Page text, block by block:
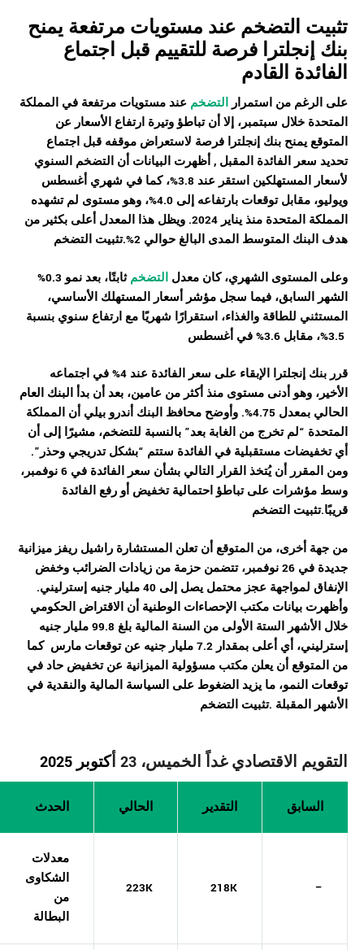
تثبيت التضخم عند مستويات مرتفعة يمنح
بنك إنجلترا فرصة للتقييم قبل اجتماع
الفائدة القادم
على الرغم من استمرار التضخم عند مستويات مرتفعة في المملكة
المتحدة خلال سبتمبر، إلا أن تباطؤ وتيرة ارتفاع الأسعار عن
المتوقع يمنح بنك إنجلترا فرصة لاستعراض موقفه قبل اجتماع
تحديد سعر الفائدة المقبل , أظهرت البيانات أن التضخم السنوي
لأسعار المستهلكين استقر عند 3.8%، كما في شهري أغسطس
ويوليو، مقابل توقعات بارتفاعه إلى 4.0%، وهو مستوى لم تشهده
المملكة المتحدة منذ يناير 2024. ويظل هذا المعدل أعلى بكثير من
هدف البنك المتوسط المدى البالغ حوالي 2%.تثبيت التضخم
وعلى المستوى الشهري، كان معدل التضخم
ثابتًا، بعد نمو 0.3%
الشهر السابق، فيما سجل مؤشر أسعار المستهلك الأساسي،
المستثني للطاقة والغذاء، استقرارًا شهريًا مع ارتفاع سنوي بنسبة
قرر بنك إنجلترا الإبقاء على سعر الفائدة عند 4% في اجتماعه
الأخير، وهو أدنى مستوى منذ أكثر من عامين، بعد أن بدأ البنك العام
الحالي بمعدل 4.75%. وأوضح محافظ البنك أندرو بيلي أن المملكة
المتحدة “لم تخرج من الغابة بعد” بالنسبة للتضخم، مشيرًا إلى أن
أي تخفيضات مستقبلية في الفائدة ستتم “بشكل تدريجي وحذر”.
ومن المقرر أن يُتخذ القرار التالي بشأن سعر الفائدة في 6 نوفمبر،
وسط مؤشرات على تباطؤ احتمالية تخفيض أو رفع الفائدة
قريبًا.تثبيت التضخم
من جهة أخرى، من المتوقع أن تعلن المستشارة راشيل ريفز ميزانية
جديدة في 26 نوفمبر، تتضمن حزمة من زيادات الضرائب وخفض
الإنفاق لمواجهة عجز محتمل يصل إلى 40 مليار جنيه إسترليني.
وأظهرت بيانات مكتب الإحصاءات الوطنية أن الاقتراض الحكومي
خلال الأشهر الستة الأولى من السنة المالية بلغ 99.8 مليار جنيه
إسترليني، أي أعلى بمقدار 7.2 مليار جنيه عن توقعات مارس
كما
من المتوقع أن يعلن مكتب مسؤولية الميزانية عن تخفيض حاد في
توقعات النمو، ما يزيد الضغوط على السياسة المالية والنقدية في
الأشهر المقبلة .تثبيت التضخم
التقويم الاقتصادي غداً الخميس، 23 أ كتوبر 2025
الحدث الحالي التقدير السابق
معدلات
الشكاوى
من
البطالة
223K 218K –